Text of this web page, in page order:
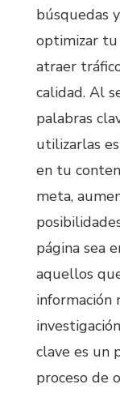
búsquedas
optimizar tu
atraer
calidad. Al
palabras
utilizarlas
en tu
meta,
página sea
aquellos
información
clave es un
proceso de